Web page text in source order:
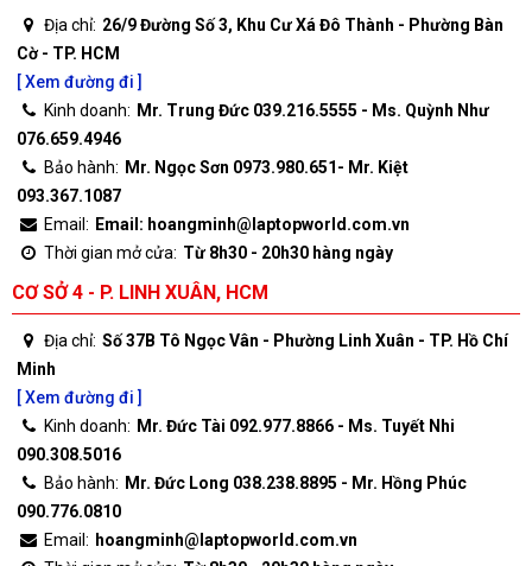
Địa chỉ: 26/9 Đường Số 3, Khu Cư Xá Đô Thành - Phường Bàn
Cờ - TP. HCM
[ Xem đường đi ]
Kinh doanh: Mr. Trung Đức 039.216.5555 - Ms. Quỳnh Như
076.659.4946
Bảo hành: Mr. Ngọc Sơn 0973.980.651- Mr. Kiệt
093.367.1087
Email: Email: hoangminh@laptopworld.com.vn
Thời gian mở cửa: Từ 8h30 - 20h30 hàng ngày
CƠ SỞ 4 - P. LINH XUÂN, HCM
Địa chỉ: Số 37B Tô Ngọc Vân - Phường Linh Xuân - TP. Hồ Chí
Minh
[ Xem đường đi ]
Kinh doanh: Mr. Đức Tài 092.977.8866 - Ms. Tuyết Nhi
090.308.5016
Bảo hành: Mr. Đức Long 038.238.8895 - Mr. Hồng Phúc
090.776.0810
Email: hoangminh@laptopworld.com.vn